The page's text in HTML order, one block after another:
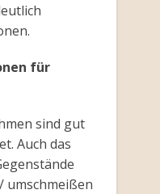
für
sind gut
Auch das
umschmeißen